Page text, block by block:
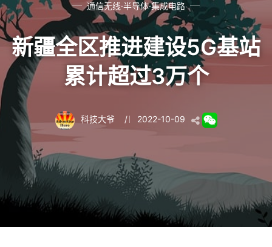
通信无线·半导体·集成电路
新疆全区推进建设5G基站
累计超过3万个
科技大爷 / 2022-10-09